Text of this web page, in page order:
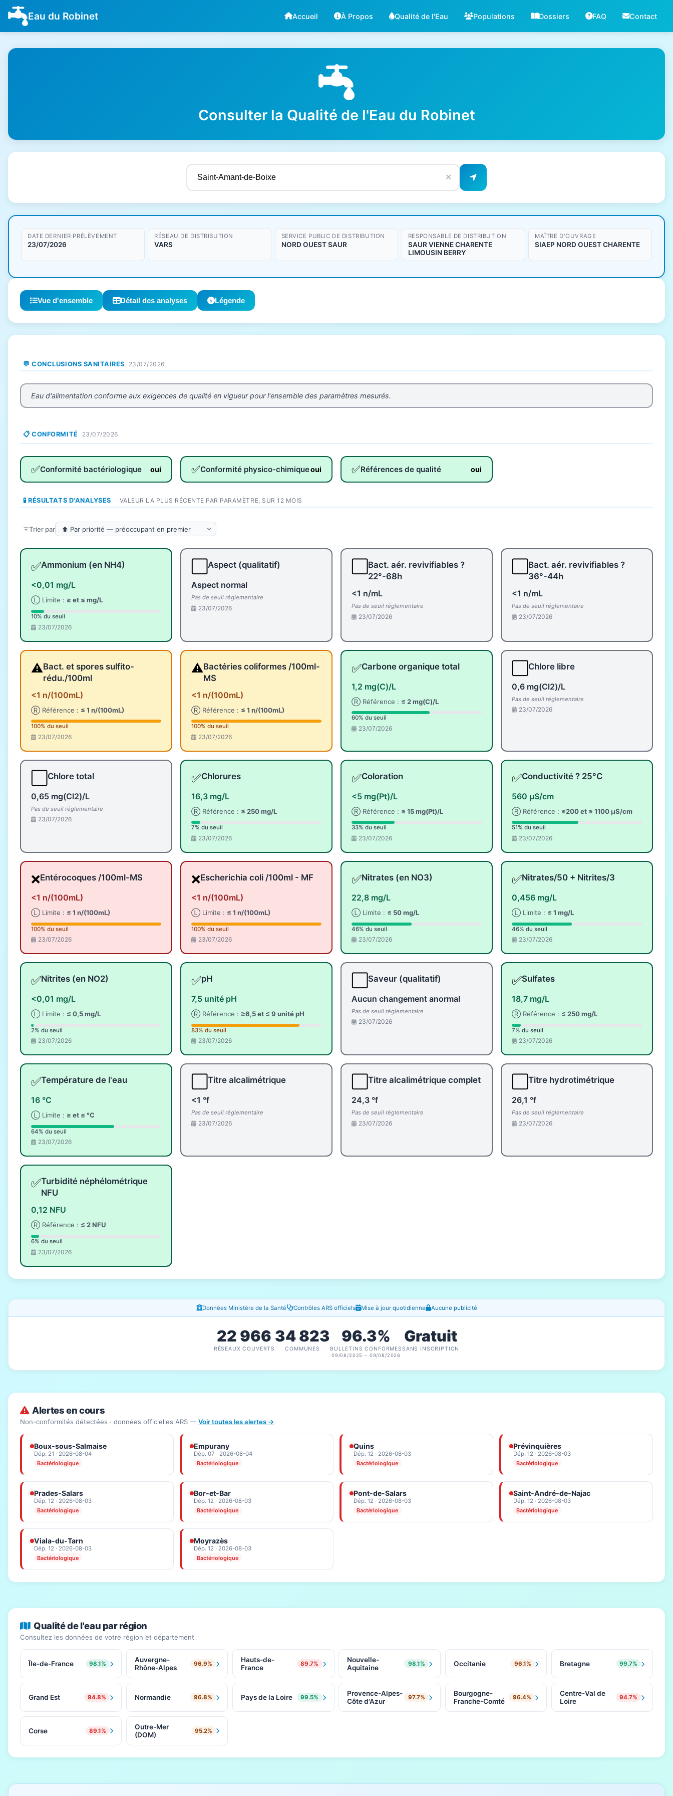
Eau du Robinet Accueil À Propos Qualité de l'Eau Populations Dossiers FAQ Contact
Consulter la Qualité de l'Eau du Robinet
✕
Résultats de qualité de l'eau
DATE DERNIER PRÉLÈVEMENT
23/07/2026
RÉSEAU DE DISTRIBUTION
VARS
SERVICE PUBLIC DE DISTRIBUTION
NORD OUEST SAUR
RESPONSABLE DE DISTRIBUTION
SAUR VIENNE CHARENTE
LIMOUSIN BERRY
MAÎTRE D'OUVRAGE
SIAEP NORD OUEST CHARENTE
Vue d'ensemble Détail des analyses Légende
💬 CONCLUSIONS SANITAIRES 23/07/2026
Eau d'alimentation conforme aux exigences de qualité en vigueur pour l'ensemble des paramètres mesurés.
📋 CONFORMITÉ 23/07/2026
✅Conformité bactériologique oui ✅Conformité physico-chimiqueoui ✅Références de qualité oui
🧪 RÉSULTATS D'ANALYSES · VALEUR LA PLUS RÉCENTE PAR PARAMÈTRE, SUR 12 MOIS
Trier par
✅Ammonium (en NH4)
<0,01 mg/L
Ⓛ Limite : ≥ et ≤ mg/L
10% du seuil
23/07/2026
Aspect (qualitatif)
Aspect normal
Pas de seuil réglementaire
23/07/2026
Bact. aér. revivifiables ?
22°-68h
<1 n/mL
Pas de seuil réglementaire
23/07/2026
Bact. aér. revivifiables ?
36°-44h
<1 n/mL
Pas de seuil réglementaire
23/07/2026
⚠️Bact. et spores sulfito-
rédu./100ml
<1 n/(100mL)
Ⓡ Référence : ≤ 1 n/(100mL)
100% du seuil
23/07/2026
⚠️Bactéries coliformes /100ml-
MS
<1 n/(100mL)
Ⓡ Référence : ≤ 1 n/(100mL)
100% du seuil
23/07/2026
✅Carbone organique total
1,2 mg(C)/L
Ⓡ Référence : ≤ 2 mg(C)/L
60% du seuil
23/07/2026
Chlore libre
0,6 mg(Cl2)/L
Pas de seuil réglementaire
23/07/2026
Chlore total
0,65 mg(Cl2)/L
Pas de seuil réglementaire
23/07/2026
✅Chlorures
16,3 mg/L
Ⓡ Référence : ≤ 250 mg/L
7% du seuil
23/07/2026
✅Coloration
<5 mg(Pt)/L
Ⓡ Référence : ≤ 15 mg(Pt)/L
33% du seuil
23/07/2026
✅Conductivité ? 25°C
560 µS/cm
Ⓡ Référence : ≥200 et ≤ 1100 µS/cm
51% du seuil
23/07/2026
❌Entérocoques /100ml-MS
<1 n/(100mL)
Ⓛ Limite : ≤ 1 n/(100mL)
100% du seuil
23/07/2026
❌Escherichia coli /100ml - MF
<1 n/(100mL)
Ⓛ Limite : ≤ 1 n/(100mL)
100% du seuil
23/07/2026
✅Nitrates (en NO3)
22,8 mg/L
Ⓛ Limite : ≤ 50 mg/L
46% du seuil
23/07/2026
✅Nitrates/50 + Nitrites/3
0,456 mg/L
Ⓛ Limite : ≤ 1 mg/L
46% du seuil
23/07/2026
✅Nitrites (en NO2)
<0,01 mg/L
Ⓛ Limite : ≤ 0,5 mg/L
2% du seuil
23/07/2026
✅pH
7,5 unité pH
Ⓡ Référence : ≥6,5 et ≤ 9 unité pH
83% du seuil
23/07/2026
Saveur (qualitatif)
Aucun changement anormal
Pas de seuil réglementaire
23/07/2026
✅Sulfates
18,7 mg/L
Ⓡ Référence : ≤ 250 mg/L
7% du seuil
23/07/2026
✅Température de l'eau
16 °C
Ⓛ Limite : ≥ et ≤ °C
64% du seuil
23/07/2026
Titre alcalimétrique
<1 °f
Pas de seuil réglementaire
23/07/2026
Titre alcalimétrique complet
24,3 °f
Pas de seuil réglementaire
23/07/2026
Titre hydrotimétrique
26,1 °f
Pas de seuil réglementaire
23/07/2026
✅Turbidité néphélométrique
NFU
0,12 NFU
Ⓡ Référence : ≤ 2 NFU
6% du seuil
23/07/2026
Fenêtres d'information Données Ministère de la Santé Contrôles ARS officiels Mise à jour quotidienne Aucune publicité
22 966
RÉSEAUX COUVERTS
34 823
COMMUNES
96.3%
BULLETINS CONFORMES
09/08/2025 – 09/08/2026
Gratuit
SANS INSCRIPTION
Alertes en cours
Non-conformités détectées · données officielles ARS — Voir toutes les alertes →
Boux-sous-Salmaise
Dép. 21 · 2026-08-04
Bactériologique
Empurany
Dép. 07 · 2026-08-04
Bactériologique
Quins
Dép. 12 · 2026-08-03
Bactériologique
Prévinquières
Dép. 12 · 2026-08-03
Bactériologique
Prades-Salars
Dép. 12 · 2026-08-03
Bactériologique
Bor-et-Bar
Dép. 12 · 2026-08-03
Bactériologique
Pont-de-Salars
Dép. 12 · 2026-08-03
Bactériologique
Saint-André-de-Najac
Dép. 12 · 2026-08-03
Bactériologique
Viala-du-Tarn
Dép. 12 · 2026-08-03
Bactériologique
Moyrazès
Dép. 12 · 2026-08-03
Bactériologique
Qualité de l'eau par région
Consultez les données de votre région et département
Île-de-France 98.1%
Auvergne-
Rhône-Alpes
96.9%
Hauts-de-
France
89.7%
Nouvelle-
Aquitaine
98.1% Occitanie 96.1% Bretagne 99.7%
Grand Est 94.8% Normandie 96.8% Pays de la Loire 99.5%
Provence-Alpes-
Côte d'Azur
97.7%
Bourgogne-
Franche-Comté
96.4%
Centre-Val de
Loire
94.7%
Corse 89.1%
Outre-Mer
(DOM)
95.2%